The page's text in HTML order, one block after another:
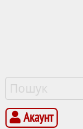
Акаунт